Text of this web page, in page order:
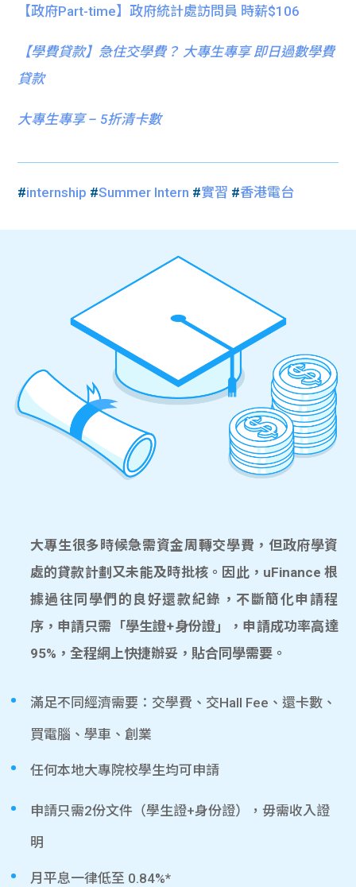
【政府Part-time】政府統計處訪問員 時薪$106
【學費貸款】急住交學費？ 大專生專享 即日過數學費
貸款
大專生專享 – 5折清卡數
#internship #Summer Intern #實習 #香港電台
大專生很多時候急需資金周轉交學費，但政府學資
處的貸款計劃又未能及時批核。因此，uFinance 根
據過往同學們的良好還款紀錄，不斷簡化申請程
序，申請只需「學生證+身份證」，申請成功率高達
95%，全程網上快捷辦妥，貼合同學需要。
滿足不同經濟需要：交學費、交Hall Fee、還卡數、
買電腦、學車、創業
任何本地大專院校學生均可申請
申請只需2份文件（學生證+身份證），毋需收入證
明
月平息一律低至 0.84%*